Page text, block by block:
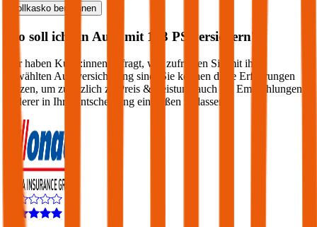
Vollkasko berechnen
Wo soll ich ein Auto mit 143 PS versichern?
Wir haben Kund:innen befragt, wie zufrieden Sie mit ihrer
gewählten Autoversicherung sind. Sie können diese Erfahrungen
nutzen, um zusätzlich zu Preis & Leistung auch die Empfehlungen
anderer in Ihre Entscheidung einfließen zu lassen: